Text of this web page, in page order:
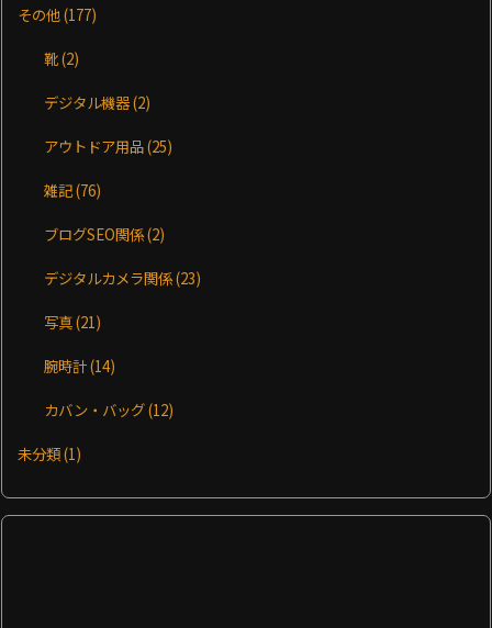
その他(177)
靴(2)
デジタル機器(2)
アウトドア用品(25)
雑記(76)
ブログSEO関係(2)
デジタルカメラ関係(23)
写真(21)
腕時計(14)
カバン・バッグ(12)
未分類(1)